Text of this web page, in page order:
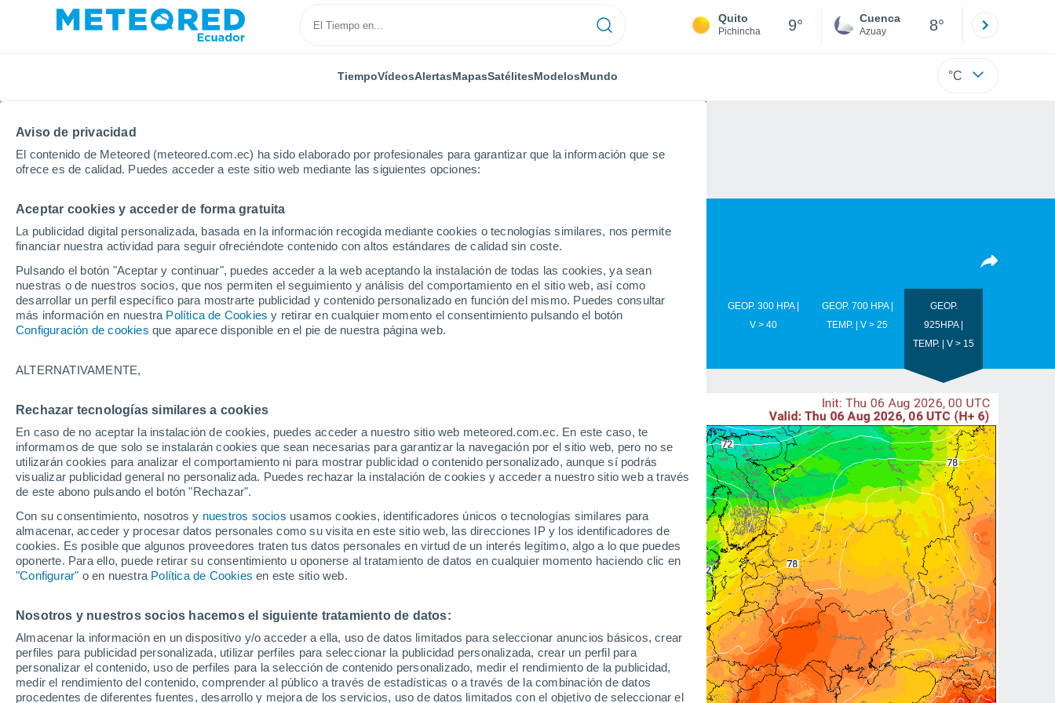
Aviso de privacidad
El contenido de Meteored (meteored.com.ec) ha sido elaborado por profesionales para garantizar que la información que se
ofrece es de calidad. Puedes acceder a este sitio web mediante las siguientes opciones:
Aceptar cookies y acceder de forma gratuita
La publicidad digital personalizada, basada en la información recogida mediante cookies o tecnologías similares, nos permite
financiar nuestra actividad para seguir ofreciéndote contenido con altos estándares de calidad sin coste.
Pulsando el botón "Aceptar y continuar", puedes acceder a la web aceptando la instalación de todas las cookies, ya sean
nuestras o de nuestros socios, que nos permiten el seguimiento y análisis del comportamiento en el sitio web, así como
desarrollar un perfil específico para mostrarte publicidad y contenido personalizado en función del mismo. Puedes consultar
más información en nuestra Política de Cookies y retirar en cualquier momento el consentimiento pulsando el botón
Configuración de cookies que aparece disponible en el pie de nuestra página web.
ALTERNATIVAMENTE,
Rechazar tecnologías similares a cookies
En caso de no aceptar la instalación de cookies, puedes acceder a nuestro sitio web meteored.com.ec. En este caso, te
informamos de que solo se instalarán cookies que sean necesarias para garantizar la navegación por el sitio web, pero no se
utilizarán cookies para analizar el comportamiento ni para mostrar publicidad o contenido personalizado, aunque sí podrás
visualizar publicidad general no personalizada. Puedes rechazar la instalación de cookies y acceder a nuestro sitio web a través
de este abono pulsando el botón "Rechazar".
Con su consentimiento, nosotros y nuestros socios usamos cookies, identificadores únicos o tecnologías similares para
almacenar, acceder y procesar datos personales como su visita en este sitio web, las direcciones IP y los identificadores de
cookies. Es posible que algunos proveedores traten tus datos personales en virtud de un interés legítimo, algo a lo que puedes
oponerte. Para ello, puede retirar su consentimiento u oponerse al tratamiento de datos en cualquier momento haciendo clic en
"Configurar" o en nuestra Política de Cookies en este sitio web.
Nosotros y nuestros socios hacemos el siguiente tratamiento de datos:
Almacenar la información en un dispositivo y/o acceder a ella, uso de datos limitados para seleccionar anuncios básicos, crear
perfiles para publicidad personalizada, utilizar perfiles para seleccionar la publicidad personalizada, crear un perfil para
personalizar el contenido, uso de perfiles para la selección de contenido personalizado, medir el rendimiento de la publicidad,
medir el rendimiento del contenido, comprender al público a través de estadísticas o a través de la combinación de datos
procedentes de diferentes fuentes, desarrollo y mejora de los servicios, uso de datos limitados con el objetivo de seleccionar el
Quito
Pichincha 9° Cuenca
Azuay 8°
TiempoVídeosAlertasMapasSatélitesModelosMundo °C
Inicio Modelos Modelos España - GFS Europa
Modelos de predicción numérica
PRES. | V > 10 |
NUB. | PREC. 6H |
PRECIPITACIÓN
ACUMULADA
NIEVE
ACUMULADA
TEMPERATURA
2M
GEOP. 850 HPA |
GEOP. 500 HPA |
VIENTO 10M |
GEOP. 300 HPA |
V > 40
GEOP. 700 HPA |
TEMP. | V > 25
GEOP.
925HPA |
TEMP. | V > 15
España
ECMWF
ECMWF - Islas Canarias
GFS
ECMWF Europa
GFS Europa